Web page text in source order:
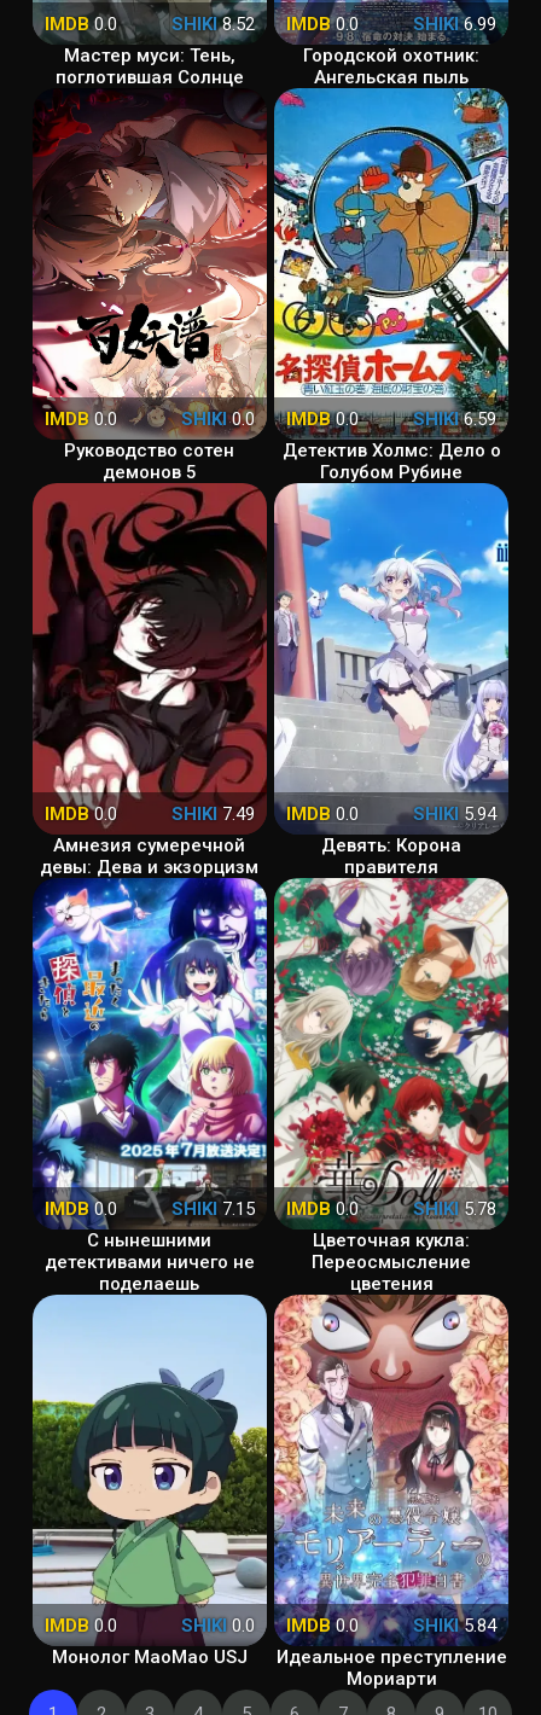
IMDB0.0 SHIKI8.52
Мастер муси: Тень,
поглотившая Солнце
IMDB0.0 SHIKI6.99
Городской охотник:
Ангельская пыль
IMDB0.0 SHIKI0.0
Руководство сотен
демонов 5
IMDB0.0 SHIKI6.59
Детектив Холмс: Дело о
Голубом Рубине
IMDB0.0 SHIKI7.49
Амнезия сумеречной
девы: Дева и экзорцизм
IMDB 0.0 SHIKI 5.94
Девять: Корона
правителя
IMDB0.0 SHIKI7.15
С нынешними
детективами ничего не
поделаешь
IMDB 0.0 SHIKI5.78
Цветочная кукла:
Переосмысление
цветения
IMDB0.0 SHIKI0.0
Монолог МаоМао USJ
IMDB0.0 SHIKI5.84
Идеальное преступление
Мориарти